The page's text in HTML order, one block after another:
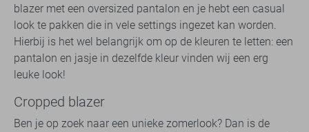
blazer met een oversized pantalon en je hebt een casual
look te pakken die in vele settings ingezet kan worden.
Hierbij is het wel belangrijk om op de kleuren te letten: een
pantalon en jasje in dezelfde kleur vinden wij een erg
leuke look!
Cropped blazer
Ben je op zoek naar een unieke zomerlook? Dan is de